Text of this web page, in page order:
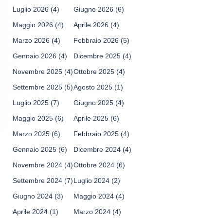
Luglio 2026 (4) Giugno 2026 (6)
Maggio 2026 (4) Aprile 2026 (4)
Marzo 2026 (4) Febbraio 2026 (5)
Gennaio 2026 (4) Dicembre 2025 (4)
Novembre 2025 (4)Ottobre 2025 (4)
Settembre 2025 (5)Agosto 2025 (1)
Luglio 2025 (7) Giugno 2025 (4)
Maggio 2025 (6) Aprile 2025 (6)
Marzo 2025 (6) Febbraio 2025 (4)
Gennaio 2025 (6) Dicembre 2024 (4)
Novembre 2024 (4)Ottobre 2024 (6)
Settembre 2024 (7)Luglio 2024 (2)
Giugno 2024 (3) Maggio 2024 (4)
Aprile 2024 (1) Marzo 2024 (4)